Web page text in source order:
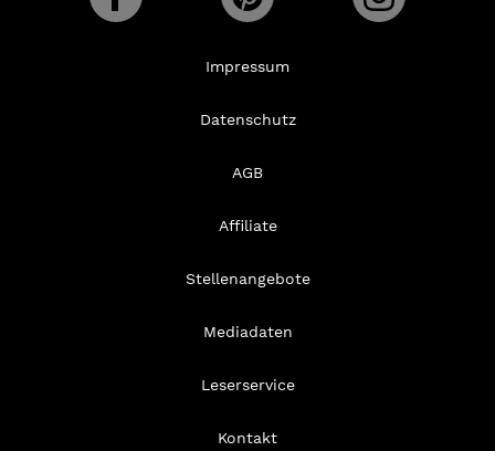
Impressum
Datenschutz
AGB
Affiliate
Stellenangebote
Mediadaten
Leserservice
Kontakt